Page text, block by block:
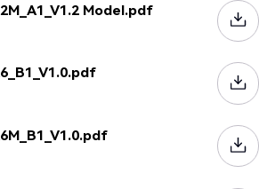
Model.pdf